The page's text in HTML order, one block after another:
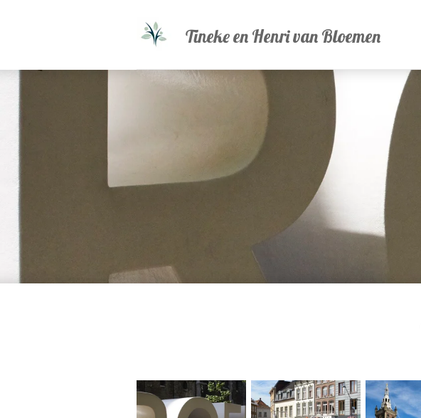
Tineke en Henri van Bloemen